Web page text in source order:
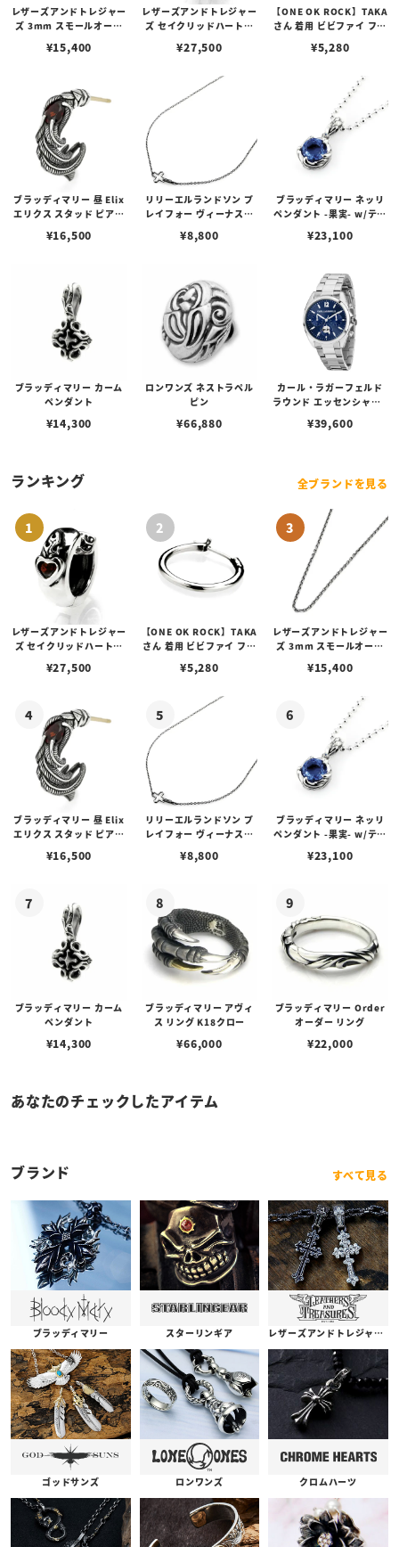
レザーズアンドトレジャー
ズ 3mm スモールオーバ
ブスタークラスプ＆LTロ
¥15,400
レザーズアンドトレジャー
ズ セイクリッドハートピ
¥27,500
【ONE OK ROCK】TAKA
さん 着用 ビビファイ フー
¥5,280
ブラッディマリー 昼 Elix
エリクス スタッド ピアス
¥16,500
リリーエルランドソン プ
レイフォー ヴィーナスチ
¥8,800
ブラッディマリー ネッリ
ペンダント -果実- w/ティ
¥23,100
ブラッディマリー カーム
ペンダント
¥14,300
ロンワンズ ネストラペル
ピン
¥66,880
カール・ラガーフェルド
ラウンド エッセンシャル -
イコン ダイヤル シルバー
¥39,600
ランキング 全ブランドを見る
レザーズアンドトレジャー
ズ セイクリッドハートピ
¥27,500
【ONE OK ROCK】TAKA
さん 着用 ビビファイ フー
¥5,280
レザーズアンドトレジャー
ズ 3mm スモールオーバ
ブスタークラスプ＆LTロ
¥15,400
ブラッディマリー 昼 Elix
エリクス スタッド ピアス
¥16,500
リリーエルランドソン プ
レイフォー ヴィーナスチ
¥8,800
ブラッディマリー ネッリ
ペンダント -果実- w/ティ
¥23,100
ブラッディマリー カーム
ペンダント
¥14,300
ブラッディマリー アヴィ
ス リング K18クロー
¥66,000
ブラッディマリー Order
オーダー リング
¥22,000
あなたのチェックしたアイテム
ブランド すべて見る
ブラッディマリー スターリンギア レザーズアンドトレジャーズ
ゴッドサンズ ロンワンズ クロムハーツ